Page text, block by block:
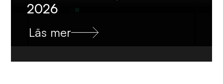
2026
Läs mer